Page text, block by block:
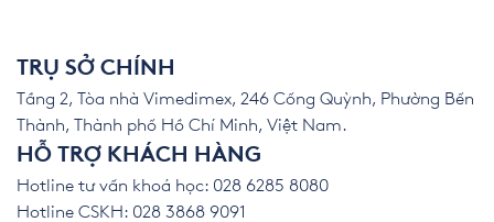
TRỤ SỞ CHÍNH
Tầng 2, Tòa nhà Vimedimex, 246 Cống Quỳnh, Phường Bến
Thành, Thành phố Hồ Chí Minh, Việt Nam.
HỖ TRỢ KHÁCH HÀNG
Hotline tư vấn khoá học: 028 6285 8080
Hotline CSKH: 028 3868 9091